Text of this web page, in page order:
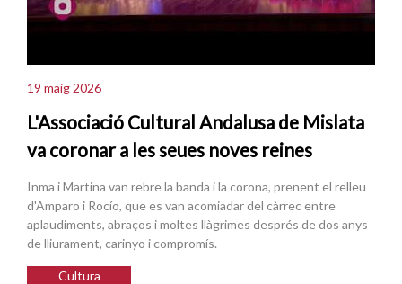
19 maig 2026
L'Associació Cultural Andalusa de Mislata
va coronar a les seues noves reines
Inma i Martina van rebre la banda i la corona, prenent el relleu
d'Amparo i Rocío, que es van acomiadar del càrrec entre
aplaudiments, abraços i moltes llàgrimes després de dos anys
de lliurament, carinyo i compromís.
Cultura